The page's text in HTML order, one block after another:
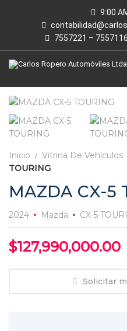
9:00
7557221 – 7557116
Inicio Vitrina De Vehículos
TOURING
MAZDA CX-5
2024 Mazda CX-5
$127,990,000.00
Solicitar